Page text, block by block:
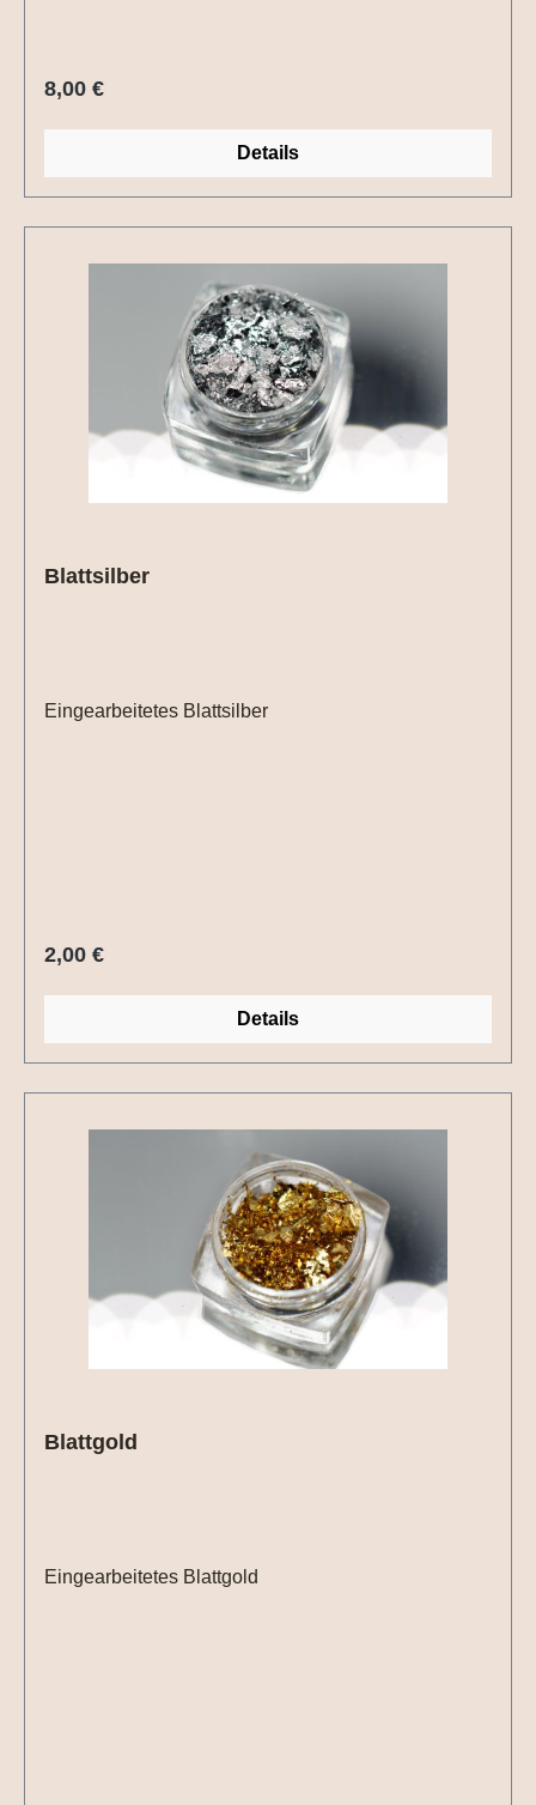
Regulärer Preis:
8,00 €
Details
Blattsilber
Eingearbeitetes Blattsilber
Regulärer Preis:
2,00 €
Details
Blattgold
Eingearbeitetes Blattgold